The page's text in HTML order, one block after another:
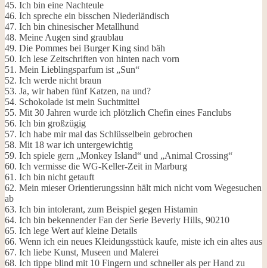
45. Ich bin eine Nachteule
46. Ich spreche ein bisschen Niederländisch
47. Ich bin chinesischer Metallhund
48. Meine Augen sind graublau
49. Die Pommes bei Burger King sind bäh
50. Ich lese Zeitschriften von hinten nach vorn
51. Mein Lieblingsparfum ist „Sun“
52. Ich werde nicht braun
53. Ja, wir haben fünf Katzen, na und?
54. Schokolade ist mein Suchtmittel
55. Mit 30 Jahren wurde ich plötzlich Chefin eines Fanclubs
56. Ich bin großzügig
57. Ich habe mir mal das Schlüsselbein gebrochen
58. Mit 18 war ich untergewichtig
59. Ich spiele gern „Monkey Island“ und „Animal Crossing“
60. Ich vermisse die WG-Keller-Zeit in Marburg
61. Ich bin nicht getauft
62. Mein mieser Orientierungssinn hält mich nicht vom Wegesuchen
ab
63. Ich bin intolerant, zum Beispiel gegen Histamin
64. Ich bin bekennender Fan der Serie Beverly Hills, 90210
65. Ich lege Wert auf kleine Details
66. Wenn ich ein neues Kleidungsstück kaufe, miste ich ein altes aus
67. Ich liebe Kunst, Museen und Malerei
68. Ich tippe blind mit 10 Fingern und schneller als per Hand zu